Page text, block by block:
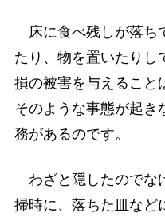
床に食べ残しが落ち
たり、物を置いたりし
損の被害を与えること
そのような事態が起き
務があるのです。
わざと隠したのでな
掃時に、落ちた皿など